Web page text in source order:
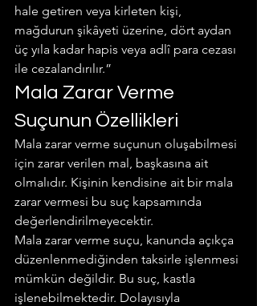
hale getiren veya kirleten kişi,
mağdurun şikâyeti üzerine, dört aydan
üç yıla kadar hapis veya adlî para cezası
ile cezalandırılır.”
Mala Zarar Verme
Suçunun Özellikleri
Mala zarar verme suçunun oluşabilmesi
için zarar verilen mal, başkasına ait
olmalıdır. Kişinin kendisine ait bir mala
zarar vermesi bu suç kapsamında
değerlendirilmeyecektir.
Mala zarar verme suçu, kanunda açıkça
düzenlenmediğinden taksirle işlenmesi
mümkün değildir. Bu suç, kastla
işlenebilmektedir. Dolayısıyla